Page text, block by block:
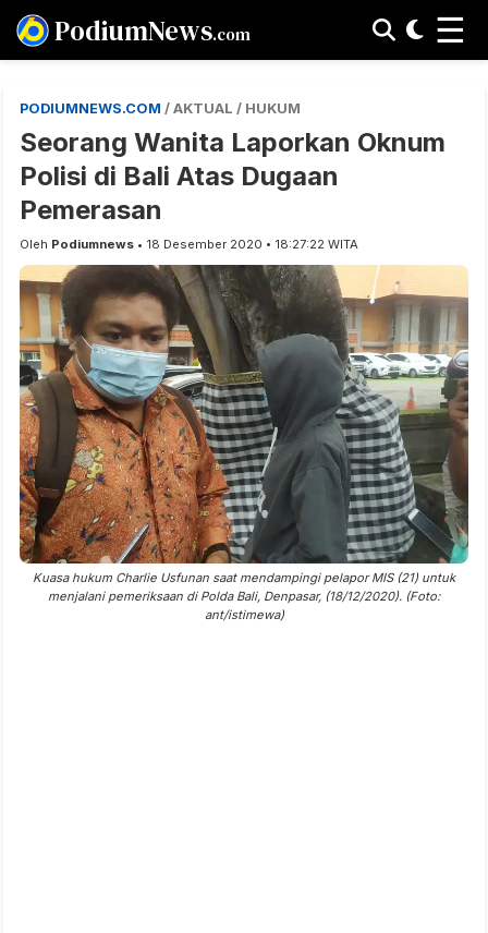
PodiumNews.com ☰
PODIUMNEWS.COM / AKTUAL / HUKUM
Seorang Wanita Laporkan Oknum
Polisi di Bali Atas Dugaan
Pemerasan
Oleh Podiumnews • 18 Desember 2020 • 18:27:22 WITA
Kuasa hukum Charlie Usfunan saat mendampingi pelapor MIS (21) untuk
menjalani pemeriksaan di Polda Bali, Denpasar, (18/12/2020). (Foto:
ant/istimewa)